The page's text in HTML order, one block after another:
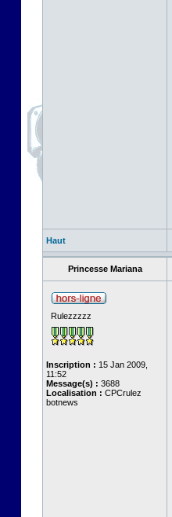
Haut
Princesse Mariana
Rulezzzzz
Inscription : 15 Jan 2009,
11:52
Message(s) : 3688
Localisation : CPCrulez
botnews